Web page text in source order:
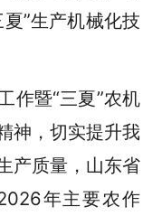
”生产机械化技
作暨“三夏”农机
神，切实提升我
产质量，山东省
年主要农作